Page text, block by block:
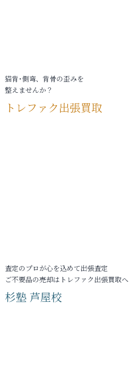
猫背･側弯、背骨の歪みを
整えませんか？
トレファク出張買取
査定のプロが心を込めて出張査定
ご不要品の売却はトレファク出張買取へ
杉塾 芦屋校